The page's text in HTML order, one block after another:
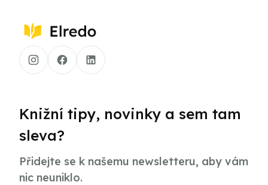
Knižní tipy, novinky a sem tam
sleva?
Přidejte se k našemu newsletteru, aby vám
nic neuniklo.